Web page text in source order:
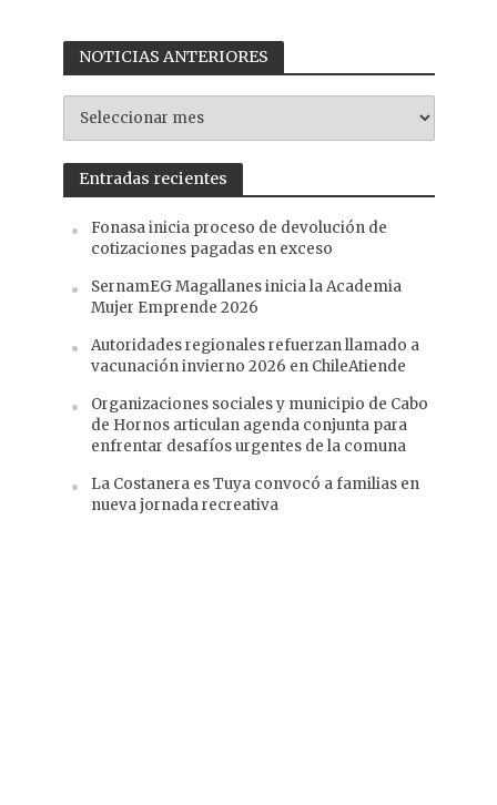
NOTICIAS ANTERIORES
ANTERIORES
Entradas recientes
Fonasa inicia proceso de devolución de
cotizaciones pagadas en exceso
SernamEG Magallanes inicia la Academia
Mujer Emprende 2026
Autoridades regionales refuerzan llamado a
vacunación invierno 2026 en ChileAtiende
Organizaciones sociales y municipio de Cabo
de Hornos articulan agenda conjunta para
enfrentar desafíos urgentes de la comuna
La Costanera es Tuya convocó a familias en
nueva jornada recreativa